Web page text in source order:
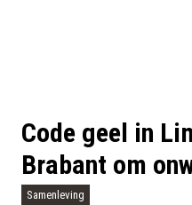
Code geel in
Brabant om
Samenleving